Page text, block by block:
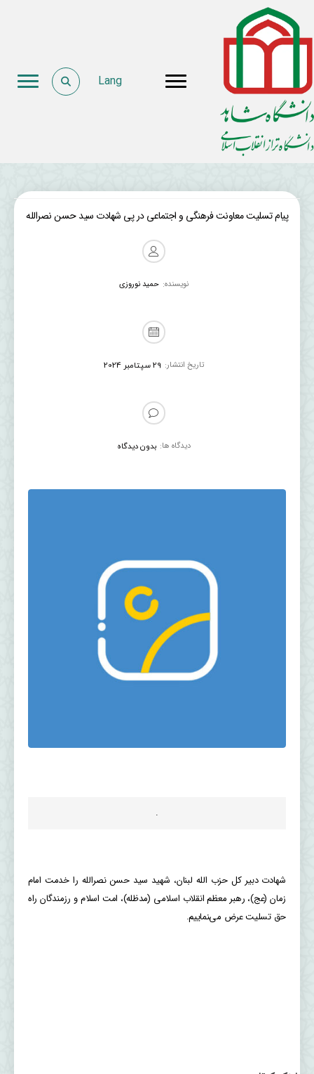
Lang
پیام تسلیت معاونت فرهنگی و اجتماعی در پی شهادت سید حسن نصرالله
نویسنده: حمید نوروزی
تاریخ انتشار: 29 سپتامبر 2024
دیدگاه ها: بدون دیدگاه
.
شهادت دبیر کل حزب الله لبنان، شهید سید حسن نصرالله را خدمت امام
زمان (عج)، رهبر معظم انقلاب اسلامی (مدظله)، امت اسلام و رزمندگان راه
حق تسلیت عرض می‌‍نماییم.